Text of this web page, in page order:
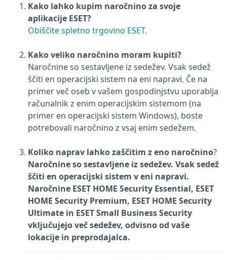
Kako lahko kupim naročnino za svoje
aplikacije ESET?
Obiščite spletno trgovino ESET.
Kako veliko naročnino moram kupiti?
Naročnine so sestavljene iz sedežev. Vsak sedež
ščiti en operacijski sistem na eni napravi. Če na
primer več oseb v vašem gospodinjstvu uporablja
računalnik z enim operacijskim sistemom (na
primer en operacijski sistem Windows), boste
potrebovali naročnino z vsaj enim sedežem.
Koliko naprav lahko zaščitim z eno naročnino?
Naročnine so sestavljene iz sedežev. Vsak sedež
ščiti en operacijski sistem v eni napravi.
Naročnine ESET HOME Security Essential, ESET
HOME Security Premium, ESET HOME Security
Ultimate in ESET Small Business Security
vključujejo več sedežev, odvisno od vaše
lokacije in preprodajalca.